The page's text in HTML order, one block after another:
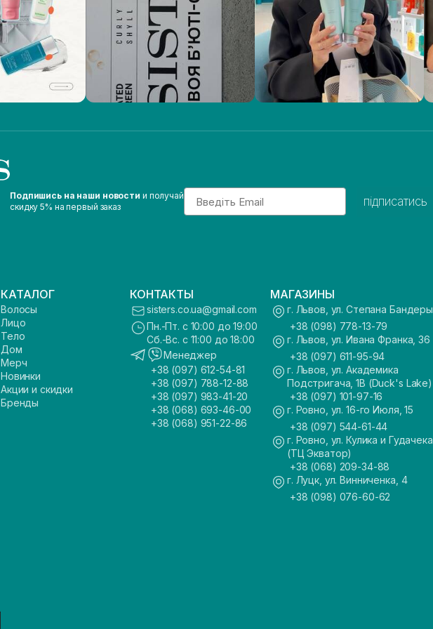
Подпишись на наши новости и получай
скидку 5% на первый заказ
Email
підписатись
КАТАЛОГ
Волосы
Лицо
Тело
Дом
Мерч
Новинки
Акции и скидки
Бренды
КОНТАКТЫ
sisters.co.ua@gmail.com
Пн.-Пт. с 10:00 до 19:00
Сб.-Вс. с 11:00 до 18:00
Менеджер
+38 (097) 612-54-81
+38 (097) 788-12-88
+38 (097) 983-41-20
+38 (068) 693-46-00
+38 (068) 951-22-86
МАГАЗИНЫ
г. Львов, ул. Степана
+38 (098) 778-13-79
г. Львов, ул. Ивана Франка, 36
+38 (097) 611-95-94
г. Львов, ул. Академика
Подстригача, 1В (Duck's Lake)
+38 (097) 101-97-16
г. Ровно, ул. 16-го Июля, 15
+38 (097) 544-61-44
г. Ровно, ул. Кулика и
(ТЦ Экватор)
+38 (068) 209-34-88
г. Луцк, ул. Винниченка, 4
+38 (098) 076-60-62